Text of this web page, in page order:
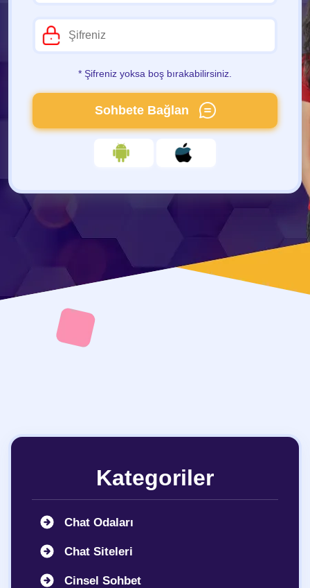
* Şifreniz yoksa boş bırakabilirsiniz.
Sohbete Bağlan
Kategoriler
Chat Odaları
Chat Siteleri
Cinsel Sohbet